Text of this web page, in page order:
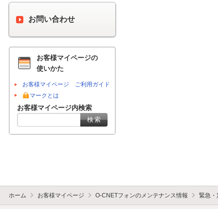
お問い合わせ
お客様マイページの
使いかた
お客様マイページ ご利用ガイド
マークとは
お客様マイページ内検索
ホーム お客様マイページ O-CNETフォンのメンテナンス情報 緊急・